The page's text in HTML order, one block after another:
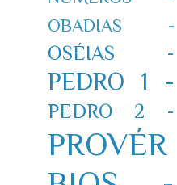
OBADIAS -
OSÉIAS -
PEDRO 1 -
PEDRO 2 -
PROVÉR